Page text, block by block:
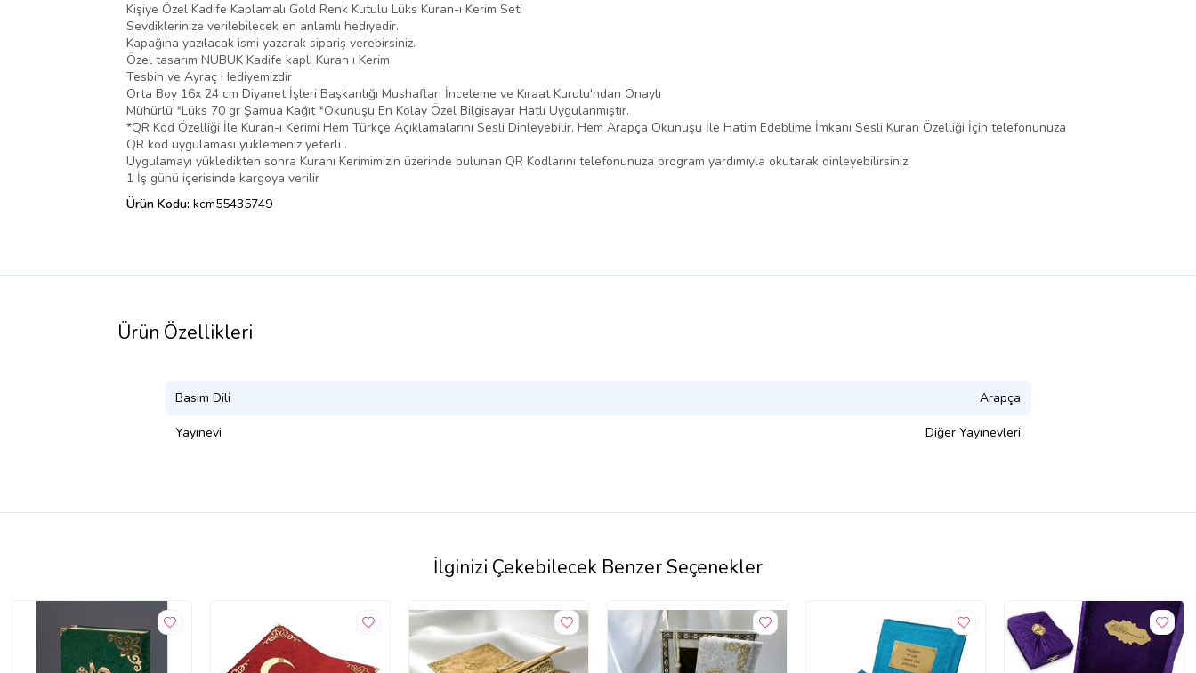
Kişiye Özel Kadife Kaplamalı Gold Renk Kutulu Lüks Kuran-ı Kerim Seti
Sevdiklerinize verilebilecek en anlamlı hediyedir.
Kapağına yazılacak ismi yazarak sipariş verebirsiniz.
Özel tasarım NUBUK Kadife kaplı Kuran ı Kerim
Tesbih ve Ayraç Hediyemizdir
Orta Boy 16x 24 cm Diyanet İşleri Başkanlığı Mushafları İnceleme ve Kıraat Kurulu'ndan Onaylı
Mühürlü *Lüks 70 gr Şamua Kağıt *Okunuşu En Kolay Özel Bilgisayar Hatlı Uygulanmıştır.
*QR Kod Özelliği İle Kuran-ı Kerimi Hem Türkçe Açıklamalarını Sesli Dinleyebilir, Hem Arapça Okunuşu İle Hatim Edeblime İmkanı Sesli Kuran Özelliği İçin telefonunuza
QR kod uygulaması yüklemeniz yeterli .
Uygulamayı yükledikten sonra Kuranı Kerimimizin üzerinde bulunan QR Kodlarını telefonunuza program yardımıyla okutarak dinleyebilirsiniz.
1 İş günü içerisinde kargoya verilir
Ürün Kodu: kcm55435749
Ürün Özellikleri
Basım Dili Arapça
Yayınevi Diğer Yayınevleri
İlginizi Çekebilecek Benzer Seçenekler